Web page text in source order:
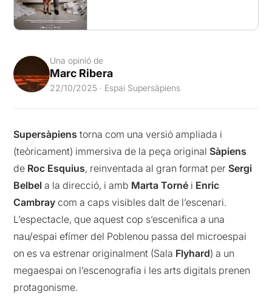
Una opinió de
Marc Ribera
22/10/2025 · Espai Supersàpiens
Supersàpiens torna com una versió ampliada i
(teòricament) immersiva de la peça originalSàpiens
de Roc Esquius, reinventada al gran format perSergi
Belbel a la direcció, i amb Marta Torné i Enric
Cambray com a caps visibles dalt de l’escenari.
L’espectacle, que aquest cop s’escenifica a una
nau/espai efímer del Poblenou passa del microespai
on es va estrenar originalment (Sala Flyhard) a un
megaespai on l’escenografia i les arts digitals prenen
protagonisme.